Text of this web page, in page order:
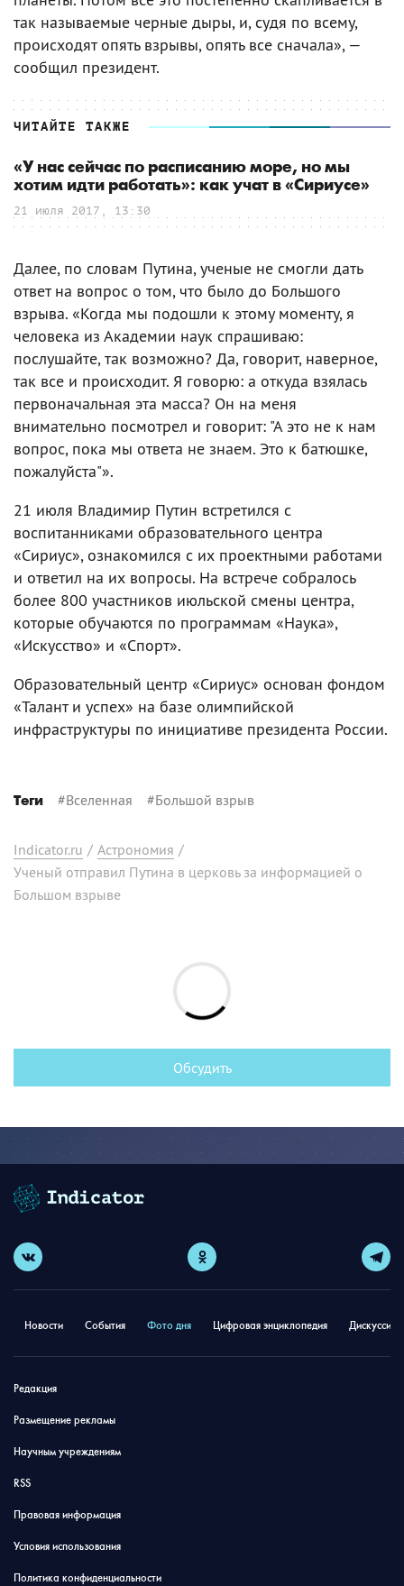
так называемые черные дыры, и, судя по всему,
происходят опять взрывы, опять все сначала», —
сообщил президент.
ЧИТАЙТЕ ТАКЖЕ
«У нас сейчас по расписанию море, но мы
хотим идти работать»: как учат в «Сириусе»
21 июля 2017, 13:30
Далее, по словам Путина, ученые не смогли дать
ответ на вопрос о том, что было до Большого
взрыва. «Когда мы подошли к этому моменту, я
человека из Академии наук спрашиваю:
послушайте, так возможно? Да, говорит, наверное,
так все и происходит. Я говорю: а откуда взялась
первоначальная эта масса? Он на меня
внимательно посмотрел и говорит: "А это не к нам
вопрос, пока мы ответа не знаем. Это к батюшке,
пожалуйста"».
21 июля Владимир Путин встретился с
воспитанниками образовательного центра
«Сириус», ознакомился с их проектными работами
и ответил на их вопросы. На встрече собралось
более 800 участников июльской смены центра,
которые обучаются по программам «Наука»,
«Искусство» и «Спорт».
Образовательный центр «Сириус» основан фондом
«Талант и успех» на базе олимпийской
инфраструктуры по инициативе президента России.
Теги #Вселенная #Большой взрыв
Indicator.ru / Астрономия /
Ученый отправил Путина в церковь за информацией о
Большом взрыве
Обсудить
Новости События Фото дня Цифровая энциклопедия
Редакция
Размещение рекламы
Научным учреждениям
RSS
Правовая информация
Условия использования
Политика конфиденциальности